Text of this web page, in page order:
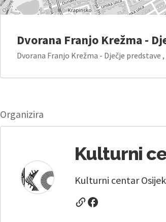
Dvorana Franjo Krežma -
Dvorana Franjo Krežma - Dječje predstave
Organizira
Kulturni
Kulturni centar Osijek